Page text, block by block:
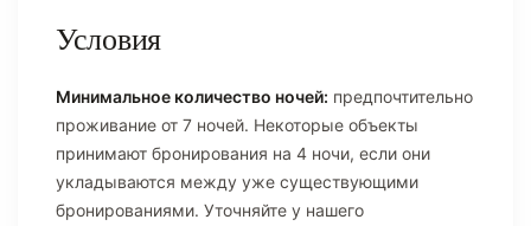
Условия
Минимальное количество ночей: предпочтительно
проживание от 7 ночей. Некоторые объекты
принимают бронирования на 4 ночи, если они
укладываются между уже существующими
бронированиями. Уточняйте у нашего